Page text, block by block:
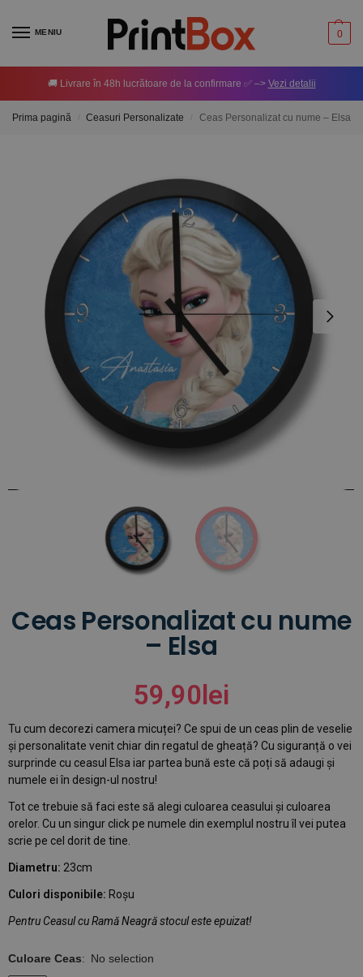
MENIU 0
🚚 Livrare în 48h lucrătoare de la confirmare ✅ –> Vezi detalii
Prima pagină Ceasuri Personalizate Ceas Personalizat cu nume – Elsa
Ceas Personalizat cu nume
– Elsa
59,90lei
Tu cum decorezi camera micuței? Ce spui de un ceas plin de veselie
și personalitate venit chiar din regatul de gheață? Cu siguranță o vei
surprinde cu ceasul Elsa iar partea bună este că poți să adaugi și
numele ei în design-ul nostru!
Tot ce trebuie să faci este să alegi culoarea ceasului și culoarea
orelor. Cu un singur click pe numele din exemplul nostru îl vei putea
scrie pe cel dorit de tine.
Diametru: 23cm
Culori disponibile: Roșu
Pentru Ceasul cu Ramă Neagră stocul este epuizat!
Culoare Ceas: No selection